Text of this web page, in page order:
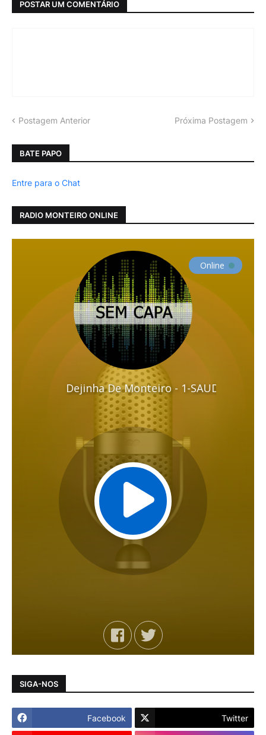
POSTAR UM COMENTÁRIO
Postagem Anterior Próxima Postagem
BATE PAPO
Entre para o Chat
RADIO MONTEIRO ONLINE
SIGA-NOS
Facebook Twitter